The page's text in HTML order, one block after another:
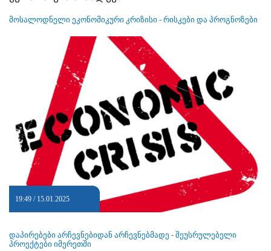
მოსალოდნელი ეკონომიკური კრიზისი - რისკები და პროგნოზები
19:49 / 15.01.2025
დაპირებები არჩევნებიდან არჩევნებმადე - შეუსრულებელი
პროექტები იმერეთში